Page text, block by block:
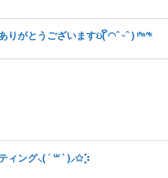
とうございますઇ( ິ◠ˆ ᵕˆ ) ᵗᑋᵃᐢᵏ
ング⸜( ´ ꒳ ` )⸝✩︎⡱